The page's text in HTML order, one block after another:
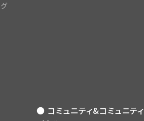
● コミュニティ&コミュニテ